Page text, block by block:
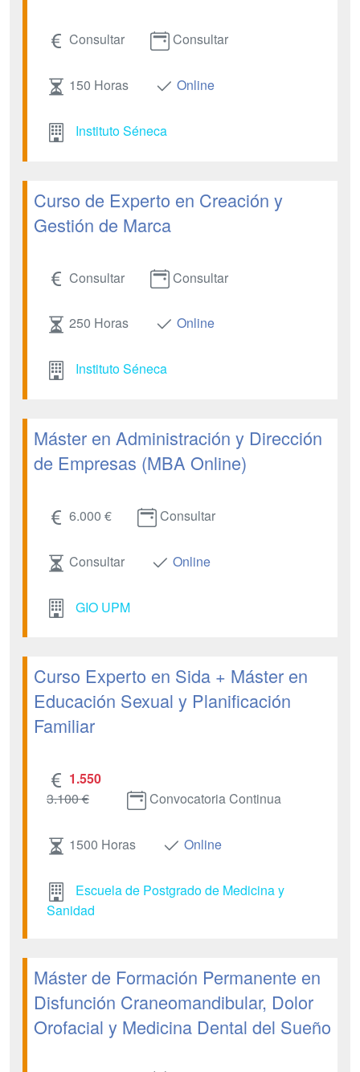
Consultar Consultar
150 Horas Online
Instituto Séneca
Curso de Experto en Creación y
Gestión de Marca
Consultar Consultar
250 Horas Online
Instituto Séneca
Máster en Administración y Dirección
de Empresas (MBA Online)
6.000 € Consultar
Consultar Online
GIO UPM
Curso Experto en Sida + Máster en
Educación Sexual y Planificación
Familiar
1.550
3.100 €
Convocatoria Continua
1500 Horas Online
Escuela de Postgrado de Medicina y
Sanidad
Máster de Formación Permanente en
Disfunción Craneomandibular, Dolor
Orofacial y Medicina Dental del Sueño